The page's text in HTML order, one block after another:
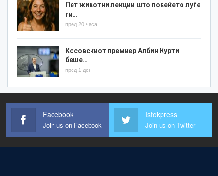
Пет животни лекции што повеќето луѓе
ги…
пред 20 часа
Косовскиот премиер Албин Курти
беше…
пред 1 ден
Facebook
Join us on Facebook
Istokpress
Join us on Twitter